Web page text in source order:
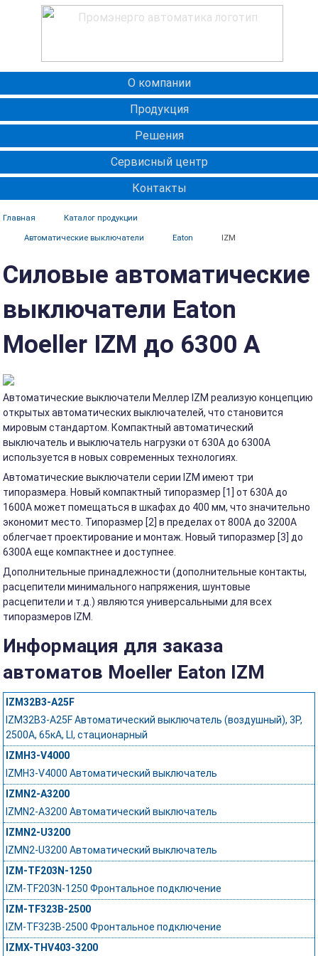
О компании
Продукция
Решения
Сервисный центр
Контакты
Главная Каталог продукции
Автоматические выключатели Eaton IZM
Силовые автоматические
выключатели Eaton
Moeller IZM до 6300 А
Автоматические выключатели Меллер IZM реализую концепцию
открытых автоматических выключателей, что становится
мировым стандартом. Компактный автоматический
выключатель и выключатель нагрузки от 630А до 6300А
используется в новых современных технологиях.
Автоматические выключатели серии IZM имеют три
типоразмера. Новый компактный типоразмер [1] от 630А до
1600А может помещаться в шкафах до 400 мм, что значительно
экономит место. Типоразмер [2] в пределах от 800А до 3200А
облегчает проектирование и монтаж. Новый типоразмер [3] до
6300А еще компактнее и доступнее.
Дополнительные принадлежности (дополнительные контакты,
расцепители минимального напряжения, шунтовые
расцепители и т.д.) являются универсальными для всех
типоразмеров IZM.
Информация для заказа
автоматов Moeller Eaton IZM
IZM32B3-A25F
IZM32B3-A25F Автоматический выключатель (воздушный), 3P,
2500А, 65кА, LI, стационарный
IZMH3-V4000
IZMH3-V4000 Автоматический выключатель
IZMN2-A3200
IZMN2-A3200 Автоматический выключатель
IZMN2-U3200
IZMN2-U3200 Автоматический выключатель
IZM-TF203N-1250
IZM-TF203N-1250 Фронтальное подключение
IZM-TF323B-2500
IZM-TF323B-2500 Фронтальное подключение
IZMX-THV403-3200